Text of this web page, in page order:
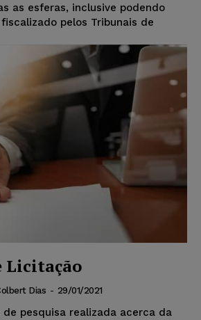
as esferas, inclusive podendo
pelos Tribunais de
Licitação
Dias - 29/01/2021
pesquisa realizada acerca da